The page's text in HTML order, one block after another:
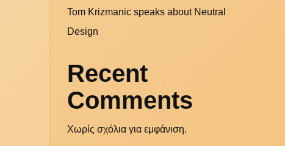
Tom Krizmanic speaks about Neutral
Design
Recent
Comments
Χωρίς σχόλια για εμφάνιση.